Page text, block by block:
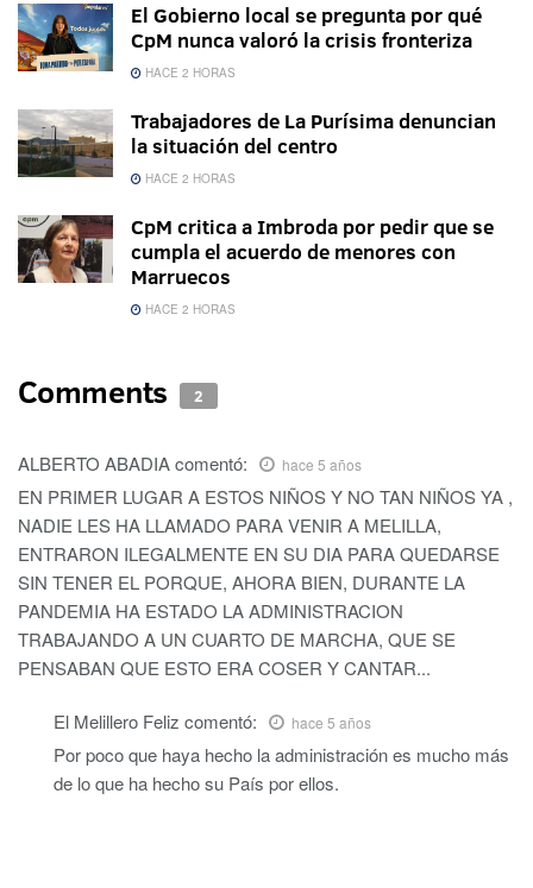
El Gobierno local se pregunta por qué
CpM nunca valoró la crisis fronteriza
HACE 2 HORAS
Trabajadores de La Purísima denuncian
la situación del centro
HACE 2 HORAS
CpM critica a Imbroda por pedir que se
cumpla el acuerdo de menores con
Marruecos
HACE 2 HORAS
Comments 2
ALBERTO ABADIAcomentó: hace 5 años
EN PRIMER LUGAR A ESTOS NIÑOS Y NO TAN NIÑOS YA ,
NADIE LES HA LLAMADO PARA VENIR A MELILLA,
ENTRARON ILEGALMENTE EN SU DIA PARA QUEDARSE
SIN TENER EL PORQUE, AHORA BIEN, DURANTE LA
PANDEMIA HA ESTADO LA ADMINISTRACION
TRABAJANDO A UN CUARTO DE MARCHA, QUE SE
PENSABAN QUE ESTO ERA COSER Y CANTAR...
El Melillero Feliz comentó: hace 5 años
Por poco que haya hecho la administración es mucho más
de lo que ha hecho su País por ellos.